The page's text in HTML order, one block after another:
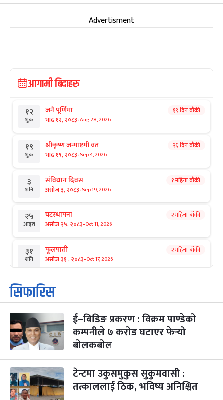
Advertisment
आगामी बिदाहरु
१२
शुक्र
जनै पूर्णिमा
भाद्र १२, २०८३-Aug 28, 2026
१९ दिन बाँकी
१९
शुक्र
श्रीकृष्ण जन्माष्टमी व्रत
भाद्र १९, २०८३-Sep 4, 2026
२६ दिन बाँकी
३
शनि
संविधान दिवस
असोज ३, २०८३-Sep 19, 2026
१ महिना बाँकी
२५
आइत
घटस्थापना
असोज २५, २०८३-Oct 11, 2026
२ महिना बाँकी
३१
शनि
फूलपाती
असोज ३१ , २०८३-Oct 17, 2026
२ महिना बाँकी
१
आइत
कार्तिक सङ्क्रान्ति
कार्तिक १, २०८३
३
मंगल
महानवमी
कार्तिक ३, २०८३-Oct 20, 2026
२ महिना बाँकी
४
५ पापा‌ङ्कुशा एकादशी व्रत २ महिना बाँकी
सिफारिस
ई–बिडिङ प्रकरण : विक्रम पाण्डेको
कम्पनीले ७ करोड घटाएर फेर्‍यो
बोलकबोल
टेन्टमा उकुसमुकुस सुकुमवासी :
तत्काललाई ठिक, भविष्य अनिश्चित